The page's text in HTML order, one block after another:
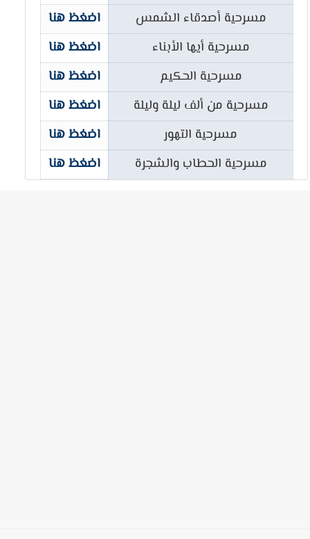
مسرحية أصدقاء الشمس
اضغظ هنا
مسرحية أيها الأبناء
اضغظ هنا
مسرحية الحكيم
اضغظ هنا
مسرحية من ألف ليلة وليلة
اضغظ هنا
مسرحية التهور
اضغظ هنا
مسرحية الحطاب والشجرة
اضغظ هنا